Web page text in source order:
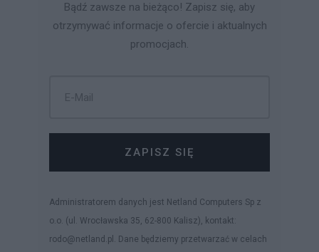
Bądź zawsze na bieżąco! Zapisz się, aby
otrzymywać informacje o ofercie i aktualnych
promocjach.
ZAPISZ SIĘ
Administratorem danych jest Netland Computers Sp z
o.o. (ul. Wrocławska 35, 62-800 Kalisz), kontakt:
rodo@netland.pl. Dane będziemy przetwarzać w celach